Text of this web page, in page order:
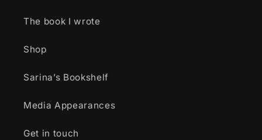
The book I wrote
Shop
Sarina’s Bookshelf
Media Appearances
Get in touch